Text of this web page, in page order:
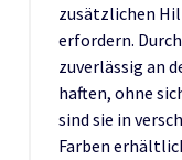
zusätzlichen
erfordern.
zuverlässig an
haften, ohne
sind sie in
Farben